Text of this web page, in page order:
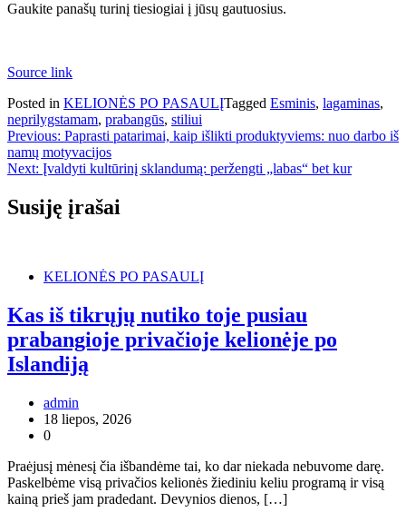
Gaukite panašų turinį tiesiogiai į jūsų gautuosius.
Source link
Posted in KELIONĖS PO PASAULĮTagged Esminis, lagaminas,
neprilygstamam, prabangūs, stiliui
Navigacija
tarp
Previous: Paprasti patarimai, kaip išlikti produktyviems: nuo darbo iš
namų motyvacijos
Next: Įvaldyti kultūrinį sklandumą: peržengti „labas“ bet kur
Susiję įrašai
KELIONĖS PO PASAULĮ
Kas iš tikrųjų nutiko toje pusiau
prabangioje privačioje kelionėje po
Islandiją
admin
18 liepos, 2026
0
Praėjusį mėnesį čia išbandėme tai, ko dar niekada nebuvome darę.
Paskelbėme visą privačios kelionės žiediniu keliu programą ir visą
kainą prieš jam pradedant. Devynios dienos, […]